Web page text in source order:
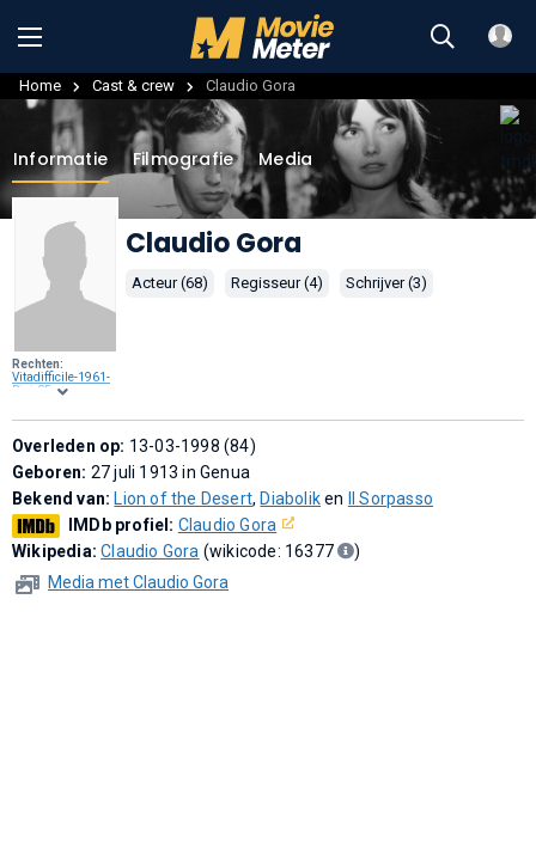
Home Cast & crew Claudio Gora
Rechten:
Vitadifficile-1961-
Risi-05.png
Wikimedia
Informatie Filmografie Media
Claudio Gora
Acteur (68) Regisseur (4) Schrijver (3)
Overleden op: 13-03-1998 (84)
Geboren: 27 juli 1913 in Genua
Bekend van: Lion of the Desert, Diaboliken
Il Sorpasso
IMDb profiel: Claudio Gora
Wikipedia:Claudio Gora (wikicode: 16377
)
Media met Claudio Gora